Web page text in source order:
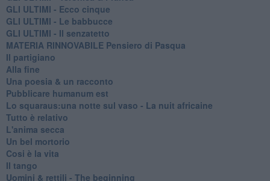
GLI ULTIMI - Ecco cinque
GLI ULTIMI - Le babbucce
GLI ULTIMI - Il senzatetto
MATERIA RINNOVABILE Pensiero di Pasqua
Il partigiano
Alla fine
Una poesia & un racconto
Pubblicare humanum est
Lo squaraus:una notte sul vaso - La nuit africaine
Tutto è relativo
L'anima secca
Un bel mortorio
Cosi è la vita
Il tango
​Uomini & rettili - The beginning